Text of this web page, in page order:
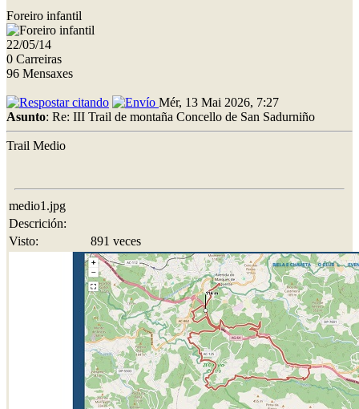
Foreiro infantil
22/05/14
0 Carreiras
96 Mensaxes
Mér, 13 Mai 2026, 7:27
Asunto: Re: III Trail de montaña Concello de San Sadurniño
Trail Medio
medio1.jpg
Descrición:
Visto:
891 veces